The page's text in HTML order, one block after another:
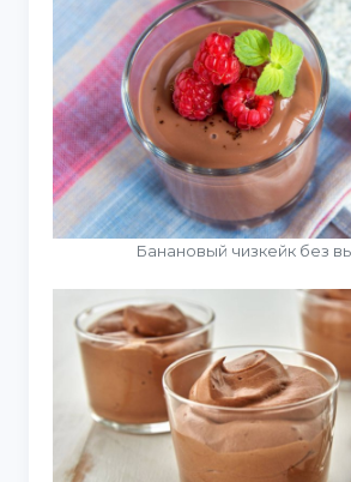
Банановый чизкейк без